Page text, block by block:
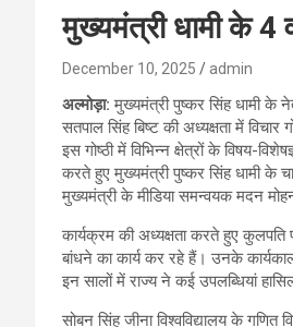
मुख्यमंत्री धामी के 4
December 10, 2025 admin
अल्मोड़ा: मुख्यमंत्री पुष्कर सिंह धामी के
सतपाल सिंह बिष्ट की अध्यक्षता में विचार
इस गोष्ठी में विभिन्न क्षेत्रों के विषय-
करते हुए मुख्यमंत्री पुष्कर सिंह धामी के
मुख्यमंत्री के मीडिया समन्वयक मदन
कार्यक्रम की अध्यक्षता करते हुए
बांधने का कार्य कर रहे हैं। उनके
इन सालों में राज्य ने कई उपलब्धियां
सोबन सिंह जीना विश्वविद्यालय के गणित